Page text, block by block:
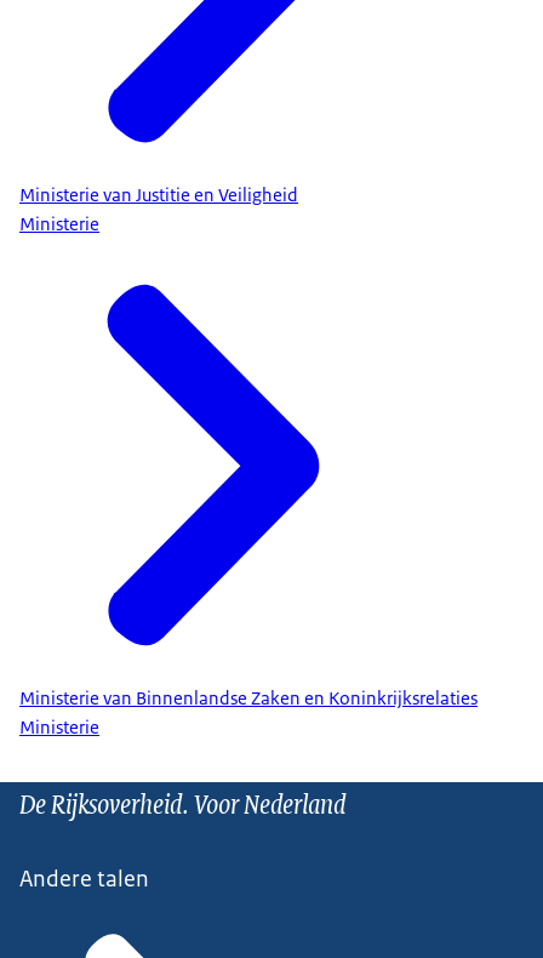
Ministerie van Justitie en Veiligheid
Ministerie
Ministerie van Binnenlandse Zaken en Koninkrijksrelaties
Ministerie
De Rijksoverheid. Voor Nederland
Andere talen